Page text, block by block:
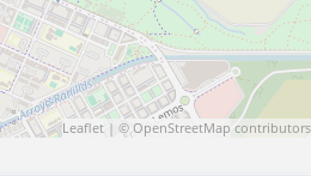
Leaflet | © OpenStreetMap contributors